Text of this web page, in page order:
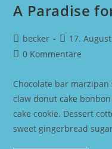
A Paradise
Beitrags-
Autor:
becker
Beitrag
veröffentlicht:
17.
Beitrags-
0 Kommentare
Chocolate bar
claw donut cake
cake cookie. Dessert
sweet gingerbread